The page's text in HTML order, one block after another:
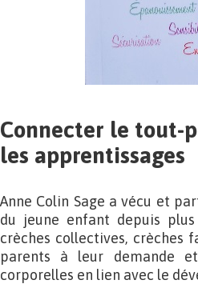
Connecter le tout-
les apprentissages
Anne Colin Sage a vécu et
du jeune enfant depuis
crèches collectives, crèches
parents à leur demande
corporelles en lien avec le